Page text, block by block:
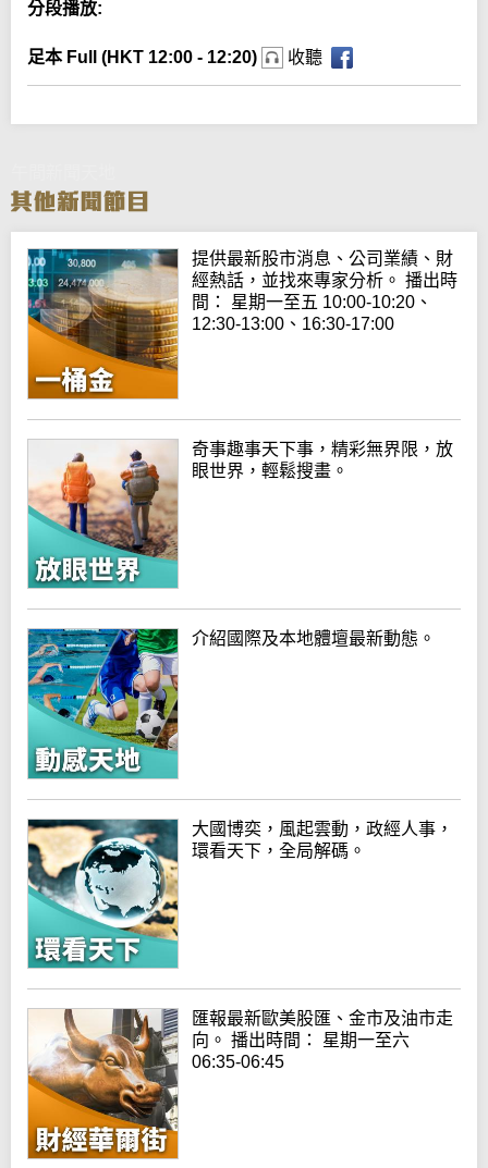
分段播放:
足本 Full (HKT 12:00 - 12:20) 收聽
提供最新股市消息、公司業績、財
經熱話，並找來專家分析。 播出時
間： 星期一至五 10:00-10:20、
12:30-13:00、16:30-17:00
奇事趣事天下事，精彩無界限，放
眼世界，輕鬆搜畫。
介紹國際及本地體壇最新動態。
大國博奕，風起雲動，政經人事，
環看天下，全局解碼。
匯報最新歐美股匯、金市及油市走
向。 播出時間： 星期一至六
06:35-06:45